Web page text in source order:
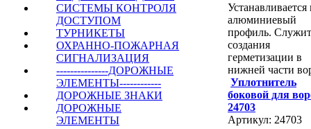
СИСТЕМЫ КОНТРОЛЯ
ДОСТУПОМ
ТУРНИКЕТЫ
ОХРАННО-ПОЖАРНАЯ
СИГНАЛИЗАЦИЯ
---------------ДОРОЖНЫЕ
ЭЛЕМЕНТЫ------------
ДОРОЖНЫЕ ЗНАКИ
ДОРОЖНЫЕ
ЭЛЕМЕНТЫ
Устанавливается
алюминиевый
профиль.
создания
герметизации в
нижней части
Уплотнитель
боковой для
24703
Артикул: 24703